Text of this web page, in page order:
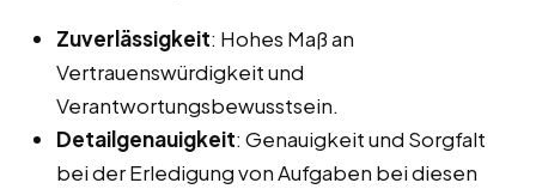
Zuverlässigkeit: Hohes Maß an
Vertrauenswürdigkeit und
Verantwortungsbewusstsein.
Detailgenauigkeit: Genauigkeit und Sorgfalt
bei der Erledigung von Aufgaben bei diesen